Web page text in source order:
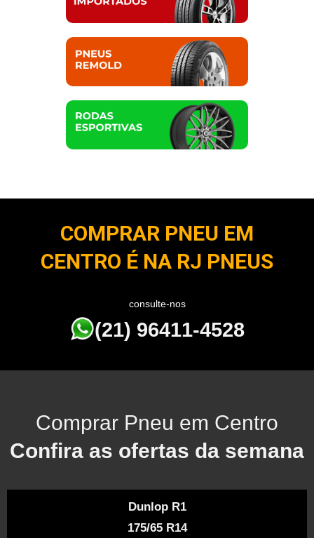
COMPRAR PNEU EM
CENTRO É NA RJ PNEUS
consulte-nos
(21) 96411-4528
Comprar Pneu em Centro
Confira as ofertas da semana
Dunlop R1
175/65 R14